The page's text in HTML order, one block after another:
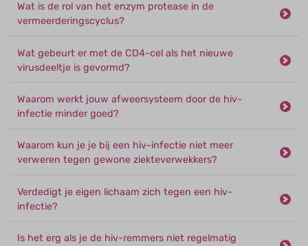
Wat is de rol van het enzym protease in de
vermeerderingscyclus?
Wat gebeurt er met de CD4-cel als het nieuwe
virusdeeltje is gevormd?
Waarom werkt jouw afweersysteem door de hiv-
infectie minder goed?
Waarom kun je je bij een hiv-infectie niet meer
verweren tegen gewone ziekteverwekkers?
Verdedigt je eigen lichaam zich tegen een hiv-
infectie?
Is het erg als je de hiv-remmers niet regelmatig